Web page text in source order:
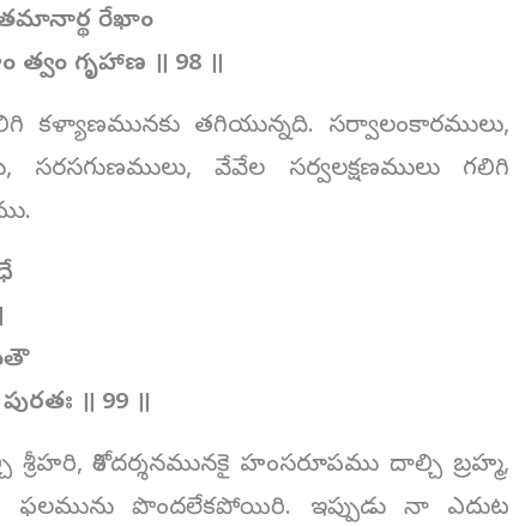
రేఖాం
గృహాణ ॥ 98 ॥
కళ్యాణమునకు తగియున్నది. సర్వాలంకారములు,
సరసగుణములు, వేవేల సర్వలక్షణములు గలిగి
॥ 99 ॥
శిరోదర్శనమునకై హంసరూపము దాల్చి బ్రహ్మ,
ఫలమును పొందలేకపోయిరి. ఇప్పుడు నా ఎదుట